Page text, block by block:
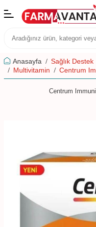
Anasayfa Sağlık Destek
Multivitamin
Centrum
Centrum